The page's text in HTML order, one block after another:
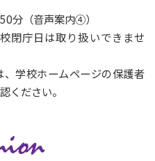
分（音声案内④）
閉庁日は取り扱いできませ
学校ホームページの保護者
ください。